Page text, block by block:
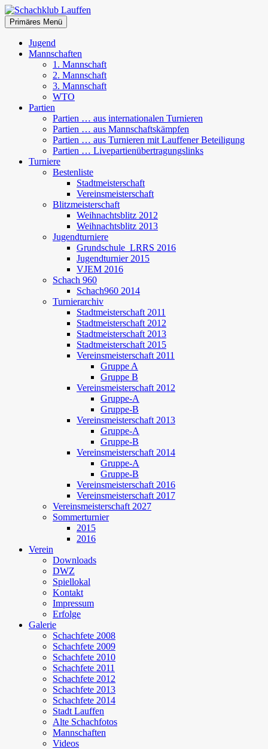
Zum
Inhalt
springen
Schachklub Lauffen
Suchen
Primäres Menü
Jugend
Mannschaften
1. Mannschaft
2. Mannschaft
3. Mannschaft
WTO
Partien
Partien … aus internationalen Turnieren
Partien … aus Mannschaftskämpfen
Partien … aus Turnieren mit Lauffener Beteiligung
Partien … Livepartienübertragungslinks
Turniere
Bestenliste
Stadtmeisterschaft
Vereinsmeisterschaft
Blitzmeisterschaft
Weihnachtsblitz 2012
Weihnachtsblitz 2013
Jugendturniere
Grundschule_LRRS 2016
Jugendturnier 2015
VJEM 2016
Schach 960
Schach960 2014
Turnierarchiv
Stadtmeisterschaft 2011
Stadtmeisterschaft 2012
Stadtmeisterschaft 2013
Stadtmeisterschaft 2015
Vereinsmeisterschaft 2011
Gruppe A
Gruppe B
Vereinsmeisterschaft 2012
Gruppe-A
Gruppe-B
Vereinsmeisterschaft 2013
Gruppe-A
Gruppe-B
Vereinsmeisterschaft 2014
Gruppe-A
Gruppe-B
Vereinsmeisterschaft 2016
Vereinsmeisterschaft 2017
Vereinsmeisterschaft 2027
Sommerturnier
2015
2016
Verein
Downloads
DWZ
Spiellokal
Kontakt
Impressum
Erfolge
Galerie
Schachfete 2008
Schachfete 2009
Schachfete 2010
Schachfete 2011
Schachfete 2012
Schachfete 2013
Schachfete 2014
Stadt Lauffen
Alte Schachfotos
Mannschaften
Videos